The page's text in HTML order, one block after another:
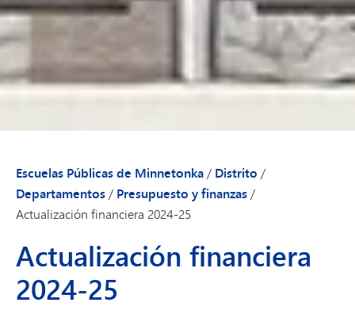
Escuelas Públicas de Minnetonka/ Distrito /
Departamentos/ Presupuesto y finanzas/
Actualización financiera 2024-25
Actualización financiera
2024-25